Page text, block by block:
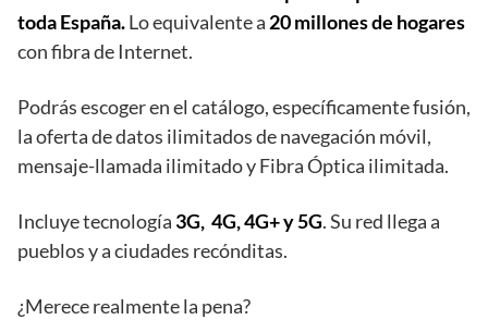
toda España.Lo equivalente a 20 millones de hogares
con fibra de Internet.
Podrás escoger en el catálogo, específicamente fusión,
la oferta de datos ilimitados de navegación móvil,
mensaje-llamada ilimitado y Fibra Óptica ilimitada.
Incluye tecnología 3G, 4G, 4G+ y 5G. Su red llega a
pueblos y a ciudades recónditas.
¿Merece realmente la pena?